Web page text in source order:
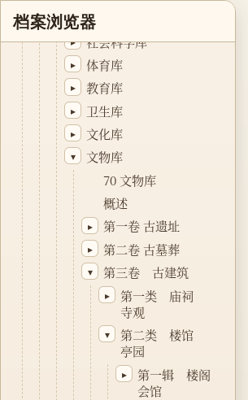
档案浏览器
▸ 科学技术库
▸ 社会科学库
▸ 体育库
▸ 教育库
▸ 卫生库
▸ 文化库
▾
文物库
70 文物库
概述
▸ 第一卷 古遗址
▸ 第二卷 古墓葬
▾ 第三卷 古建筑
▸
第一类 庙祠
寺观
▾
第二类 楼馆
亭园
▸
第一辑 楼阁
会馆